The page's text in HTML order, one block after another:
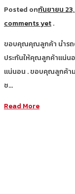
Posted onกันยายน
comments yet.
ขอบคุณคุณลูกค้า นำรถ
ประกันให้คุณลูกค้าแน่น
แน่นอน . ขอบคุณลูกค้า
ช…
Read More